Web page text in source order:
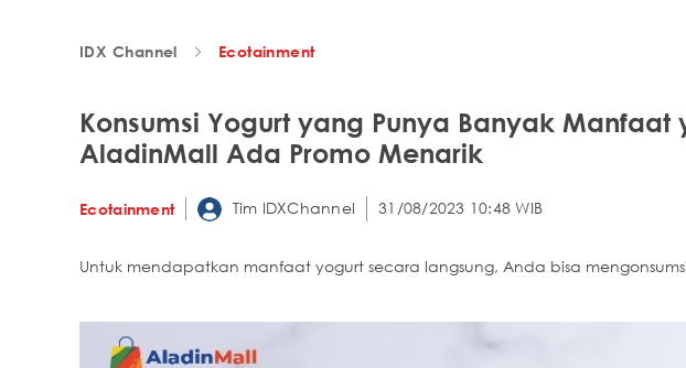
IDX Channel Ecotainment
Konsumsi Yogurt yang Punya Banyak Manfaat
AladinMall Ada Promo Menarik
Ecotainment Tim IDXChannel 31/08/2023 10:48 WIB
Untuk mendapatkan manfaat yogurt secara langsung, Anda bisa